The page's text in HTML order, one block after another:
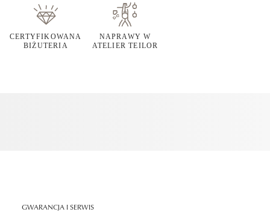
CERTYFIKOWANA
BIŻUTERIA
NAPRAWY W
ATELIER TEILOR
GWARANCJA I SERWIS